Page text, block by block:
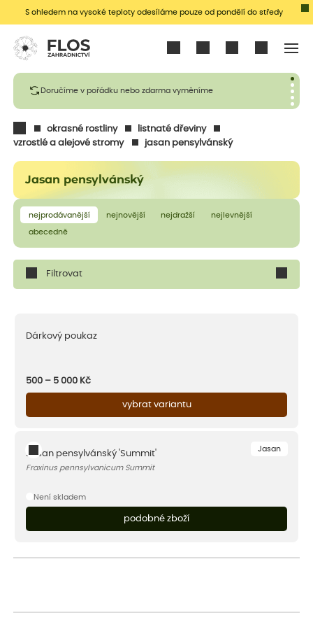
S ohledem na vysoké teploty odesíláme pouze od pondělí do středy
Doručíme v pořádku nebo zdarma vyměníme
okrasné rostliny
listnaté dřeviny
vzrostlé a alejové stromy
jasan pensylvánský
Jasan pensylvánský
nejprodávanější nejnovější nejdražší nejlevnější
abecedně
Filtrovat
Dárkový poukaz
500 – 5 000 Kč
vybrat variantu
Jasan
Jasan pensylvánský 'Summit'
Fraxinus pennsylvanicum Summit
Není skladem
podobné zboží